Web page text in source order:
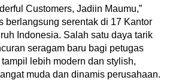
Customers, Jadiin Maumu,”
berlangsung serentak di 17 Kantor
Indonesia. Salah satu daya tarik
seragam baru bagi petugas
lebih modern dan stylish,
muda dan dinamis perusahaan.